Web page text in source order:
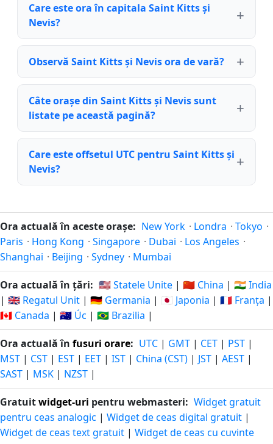
Care este ora în capitala Saint Kitts și
Nevis?
Observă Saint Kitts și Nevis ora de vară?
Câte orașe din Saint Kitts și Nevis sunt
listate pe această pagină?
Care este offsetul UTC pentru Saint Kitts și
Nevis?
Ora actuală în aceste orașe: New York · Londra · Tokyo ·
Paris · Hong Kong · Singapore · Dubai · Los Angeles ·
Shanghai · Beijing · Sydney · Mumbai
Ora actuală în țări: 🇺🇸 Statele Unite | 🇨🇳 China | 🇮🇳 India
| 🇬🇧 Regatul Unit | 🇩🇪 Germania | 🇯🇵 Japonia | 🇫🇷 Franța |
🇨🇦 Canada | 🇦🇺 Úc | 🇧🇷 Brazilia |
Ora actuală în fusuri orare: UTC | GMT | CET | PST |
MST | CST | EST | EET | IST | China (CST) | JST | AEST |
SAST | MSK | NZST |
Gratuitwidget-uri pentru webmasteri: Widget gratuit
pentru ceas analogic | Widget de ceas digital gratuit |
Widget de ceas text gratuit | Widget de ceas cu cuvinte